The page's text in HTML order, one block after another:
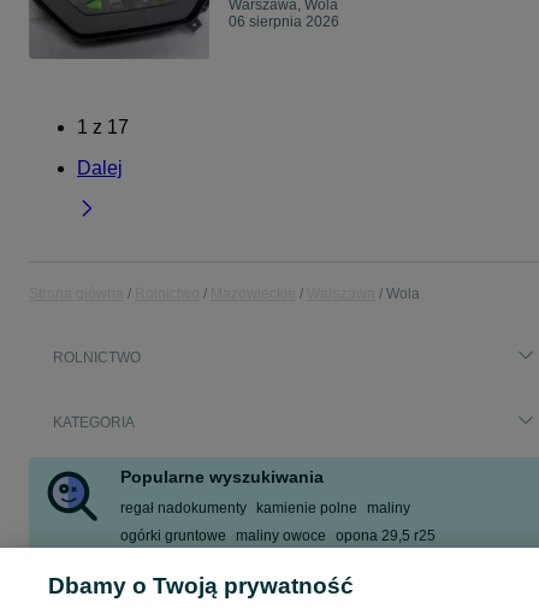
Warszawa, Wola
06 sierpnia 2026
1 z 17
Dalej
Wola
ROLNICTWO
KATEGORIA
Popularne wyszukiwania
regał nadokumenty kamienie polne
maliny
ogórki gruntowe
maliny owoce
opona 29,5 r25
Zobacz Więcej
Dbamy o Twoją prywatność